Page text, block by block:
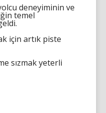
deneyiminin ve
temel
için artık piste
sızmak yeterli